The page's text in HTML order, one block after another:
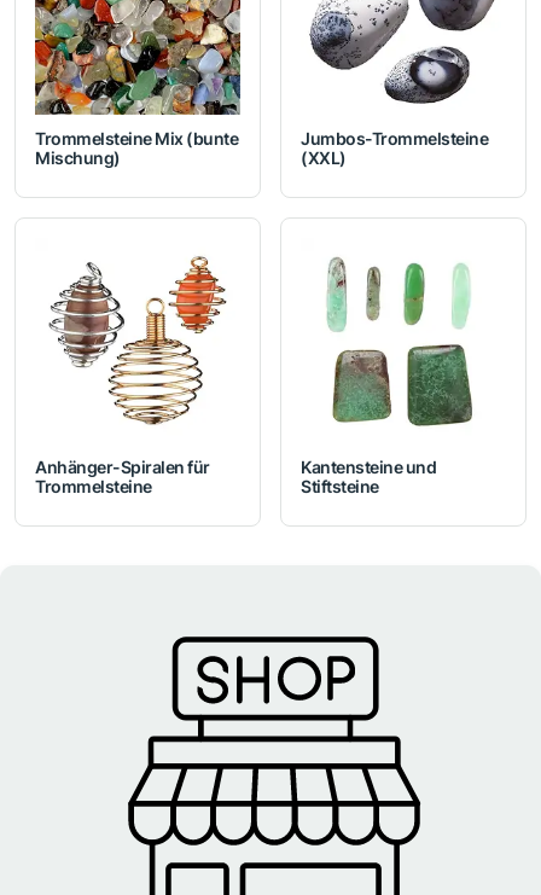
Trommelsteine Mix (bunte
Mischung)
Jumbos-Trommelsteine
(XXL)
Anhänger-Spiralen für
Trommelsteine
Kantensteine und
Stiftsteine